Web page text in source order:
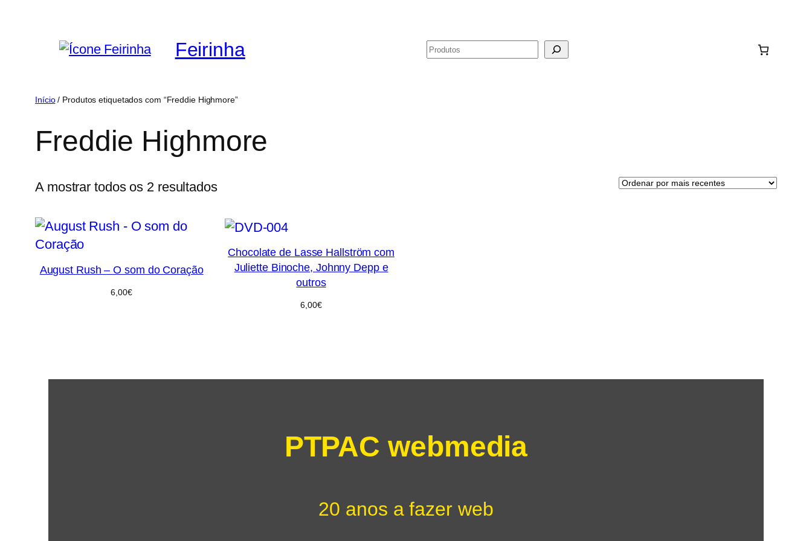
Feirinha Pesquisar
Início/ Produtos etiquetados com “Freddie Highmore”
Freddie Highmore
A mostrar todos os 2 resultadosOrdenado
mais
August Rush – O som do Coração
6,00€
Chocolate de Lasse Hallström com
Juliette Binoche, Johnny Depp e
outros
6,00€
PTPAC webmedia
20 anos a fazer web